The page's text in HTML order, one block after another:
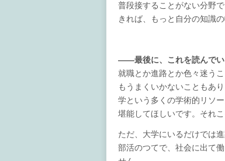
普段接することがない分野
きれば、もっと自分の知識
――最後に、これを読んでい
就職とか進路とか色々迷う
もうまくいかないこともあ
学という多くの学術的リソ
堪能してほしいです。それ
ただ、大学にいるだけでは
部活のつてで、社会に出て